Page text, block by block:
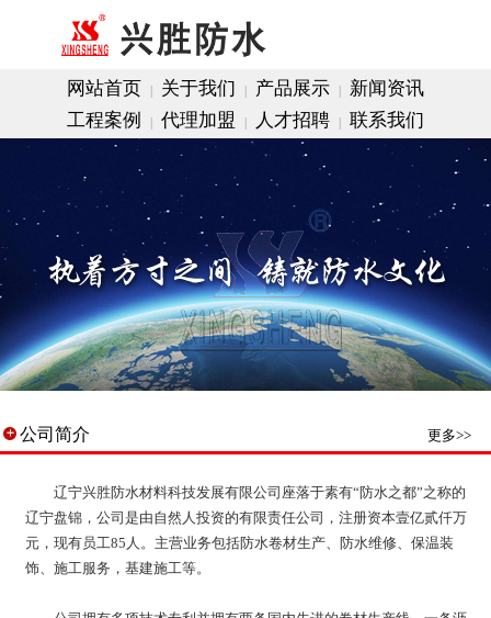
网站首页 关于我们 产品展示
新闻资讯
工程案例
代理加盟 人才招聘 联系我们
公司简介 更多>>
辽宁兴胜防水材料科技发展有限公司座落于素有“防水之都”之称的
辽宁盘锦，公司是由自然人投资的有限责任公司，注册资本壹亿贰仟万
元，现有员工85人。主营业务包括防水卷材生产、防水维修、保温装
饰、施工服务，基建施工等。